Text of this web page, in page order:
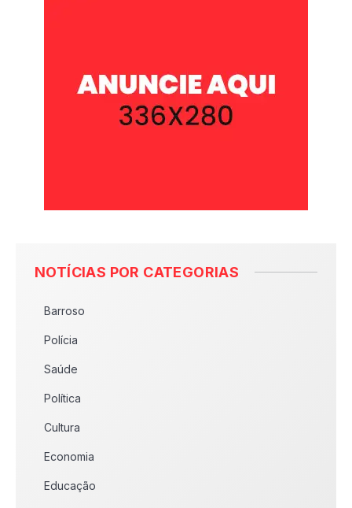
NOTÍCIAS POR CATEGORIAS
Barroso
Polícia
Saúde
Política
Cultura
Economia
Educação